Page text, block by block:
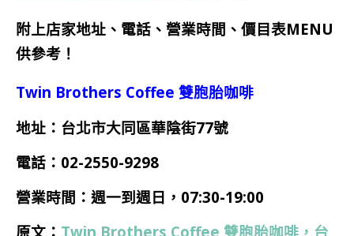
附上店家地址、電話、營業時間、價目表MENU
供參考！
Twin Brothers Coffee 雙胞胎咖啡
地址：台北市大同區華陰街77號
電話： 02-2550-9298
營業時間： 週一到週日，07:30-19:00
原文： Twin Brothers Coffee 雙胞胎咖啡，台